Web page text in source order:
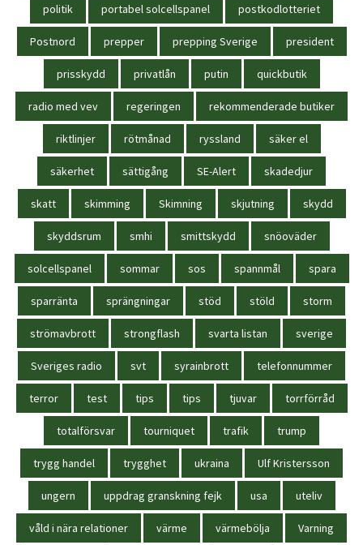
politik portabel solcellspanel postkodlotteriet
Postnord prepper prepping Sverige president
prisskydd privatlån putin quickbutik
radio med vev regeringen rekommenderade butiker
riktlinjer rötmånad ryssland säker el
säkerhet sättigång SE-Alert skadedjur
skatt skimming Skimning skjutning skydd
skyddsrum smhi smittskydd snöoväder
solcellspanel sommar sos spannmål spara
sparränta sprängningar stöd stöld storm
strömavbrott strongflash svarta listan sverige
Sveriges radio svt syrainbrott telefonnummer
terror test tips tips tjuvar torrförråd
totalförsvar tourniquet trafik trump
trygg handel trygghet ukraina Ulf Kristersson
ungern uppdrag granskning fejk usa uteliv
våld i nära relationer värme värmebölja Varning